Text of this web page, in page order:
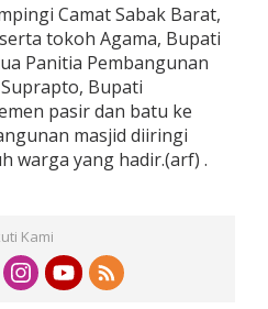
Camat Sabak Barat,
tokoh Agama, Bupati
Panitia Pembangunan
Bupati
pasir dan batu ke
masjid diiringi
warga yang hadir.(arf) .
Kami